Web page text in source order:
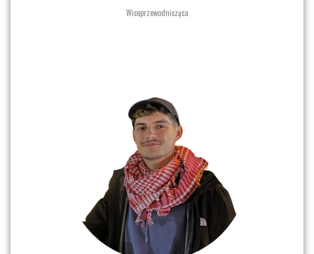
Wiceprzewodnicząca